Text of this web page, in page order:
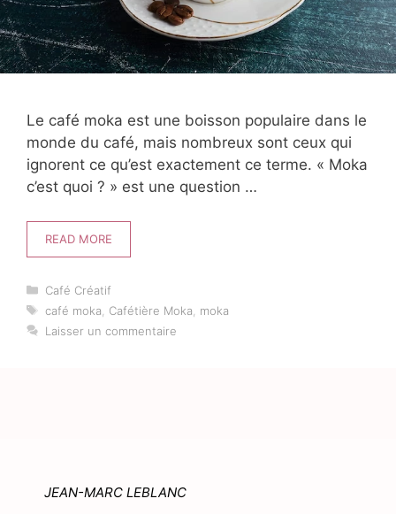
Le café moka est une boisson populaire dans le
monde du café, mais nombreux sont ceux qui
ignorent ce qu’est exactement ce terme. « Moka
c’est quoi ? » est une question …
READ MORE
Catégories
Café Créatif
Étiquettes
café moka Cafétière Moka
moka
Laisser un commentaire
JEAN-MARC LEBLANC